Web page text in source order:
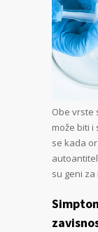
Obe vrste
može biti i
se kada
su geni